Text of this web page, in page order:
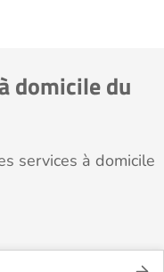
domicile du
services à domicile